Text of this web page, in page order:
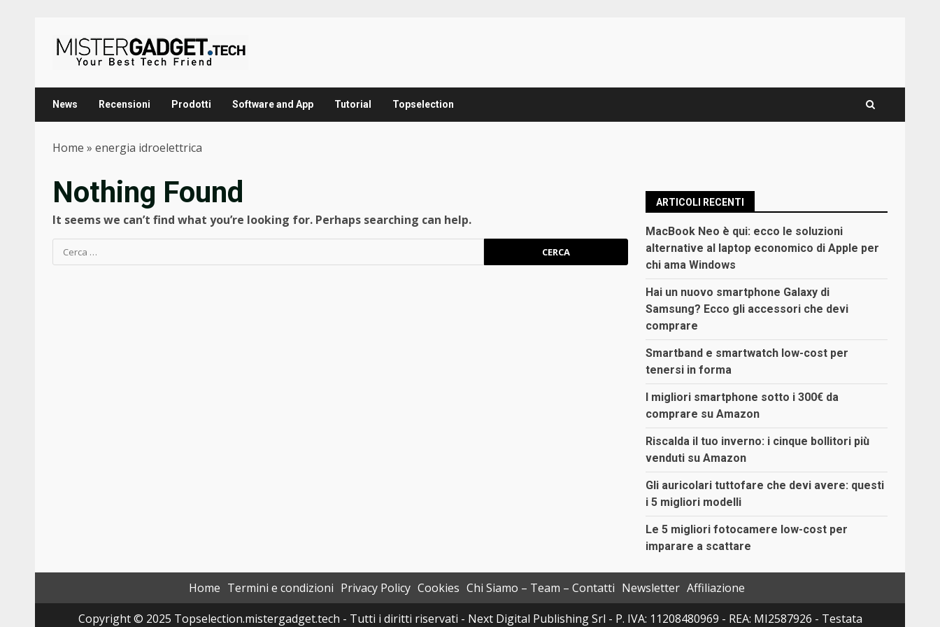
content
News Recensioni Prodotti Software and App Tutorial Topselection
Home » energia idroelettrica
Nothing Found
It seems we can’t find what you’re looking for. Perhaps searching can help.
Ricerca
per:
ARTICOLI RECENTI
MacBook Neo è qui: ecco le soluzioni
alternative al laptop economico di Apple per
chi ama Windows
Hai un nuovo smartphone Galaxy di
Samsung? Ecco gli accessori che devi
comprare
Smartband e smartwatch low-cost per
tenersi in forma
I migliori smartphone sotto i 300€ da
comprare su Amazon
Riscalda il tuo inverno: i cinque bollitori più
venduti su Amazon
Gli auricolari tuttofare che devi avere: questi
i 5 migliori modelli
Le 5 migliori fotocamere low-cost per
imparare a scattare
Home Termini e condizioni Privacy Policy Cookies Chi Siamo – Team – Contatti Newsletter Affiliazione
Copyright © 2025 Topselection.mistergadget.tech - Tutti i diritti riservati - Next Digital Publishing Srl - P. IVA: 11208480969 - REA: MI2587926 - Testata